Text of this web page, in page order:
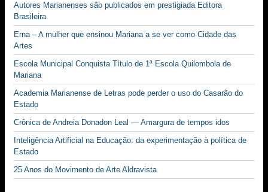
Autores Marianenses são publicados em prestigiada Editora
Brasileira
Erna – A mulher que ensinou Mariana a se ver como Cidade das
Artes
Escola Municipal Conquista Título de 1ª Escola Quilombola de
Mariana
Academia Marianense de Letras pode perder o uso do Casarão do
Estado
Crônica de Andreia Donadon Leal — Amargura de tempos idos
Inteligência Artificial na Educação: da experimentação à política de
Estado
25 Anos do Movimento de Arte Aldravista